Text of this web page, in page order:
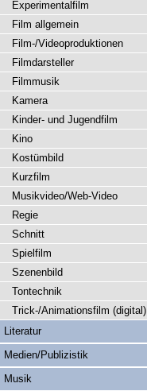
Experimentalfilm
Film allgemein
Film-/Videoproduktionen
Filmdarsteller
Filmmusik
Kamera
Kinder- und Jugendfilm
Kino
Kostümbild
Kurzfilm
Musikvideo/Web-Video
Regie
Schnitt
Spielfilm
Szenenbild
Tontechnik
Trick-/Animationsfilm (digital)
Literatur
Medien/Publizistik
Musik